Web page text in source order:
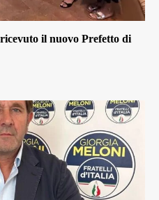
il nuovo Prefetto di